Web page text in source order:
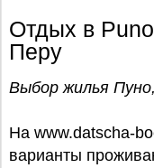
Отдых в
Перу
Выбор жилья
На www.datscha-
варианты